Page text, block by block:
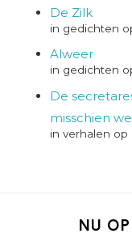
De Zilk
in gedichten
Alweer
in gedichten
De
misschien
in verhalen op
Nu